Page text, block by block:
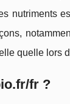
nutriments
quelle lors
fr ?